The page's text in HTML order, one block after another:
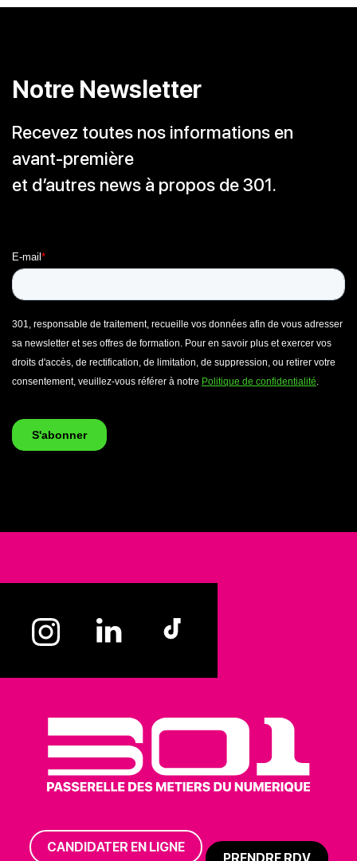
Notre Newsletter
Recevez toutes nos informations en
avant-première
et d’autres news à propos de 301.
CANDIDATER EN LIGNE
PRENDRE RDV